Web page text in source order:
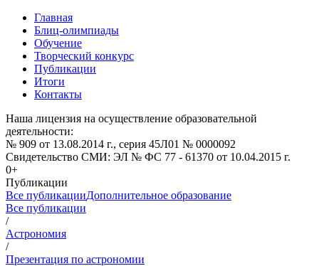
Главная
Блиц-олимпиады
Обучение
Творческий конкурс
Публикации
Итоги
Контакты
Наша лицензия на осуществление образовательной
деятельности:
№ 909 от 13.08.2014 г., серия 45Л01 № 0000092
Свидетельство СМИ: ЭЛ № ФС 77 - 61370 от 10.04.2015 г.
0+
Публикации
Все публикацииДополнительное образование
Все публикации
/
Астрономия
/
Презентация по астрономии